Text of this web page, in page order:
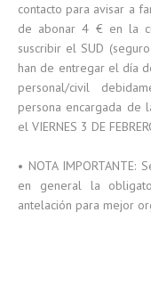
contacto para avisar a
de abonar 4 € en la
suscribir el SUD
han de entregar el día
personal/civil
persona encargada de
el VIERNES 3 DE
• NOTA
en general la
antelación para mejor